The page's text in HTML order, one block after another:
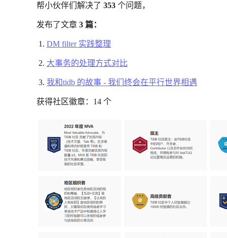
帮小伙伴们解决了 353 个问题，
发布了文章 3 篇：
DM filter 实践整理
大事务的处理方式对比
我和tidb 的故事 - 我们终会在平行世界相遇
获得社区徽章：14 个